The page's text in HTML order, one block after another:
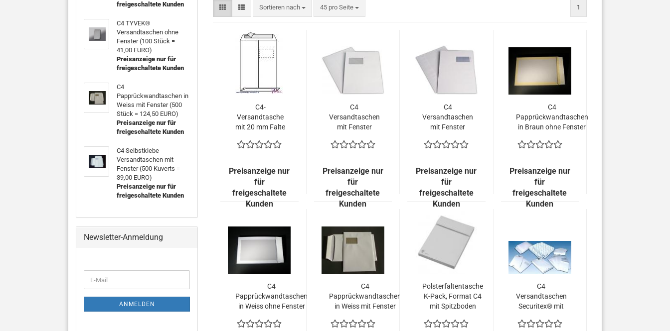
Sortieren nach
Sortieren nach 45 pro Seite
pro Seite 1
C4-
Versandtasche
mit 20 mm Falte
hochstehendem
(500 Stück =
138,00 EURO)
Preisanzeige nur
für
freigeschaltete
Kunden
C4
Versandtaschen
mit Fenster
Gramm (500
EURO)
Preisanzeige nur
für
freigeschaltete
Kunden
C4
Versandtaschen
mit Fenster
Gramm (500
EURO)
Preisanzeige nur
für
freigeschaltete
Kunden
C4
Papprückwandtaschen
in Braun ohne Fenster
EURO)
Preisanzeige nur
für
freigeschaltete
Kunden
C4
Papprückwandtaschen
in Weiss ohne Fenster
EURO)
C4
Papprückwandtaschen
in Weiss mit Fenster
EURO)
Polsterfaltentasche
K-Pack, Format C4
mit Spitzboden
72,00 EURO)
C4
Versandtaschen
Securitex® mit
Kuverts = 84,00
freigeschaltete Kunden
C4 TYVEK®
Versandtaschen ohne
Fenster (100 Stück =
41,00 EURO)
Preisanzeige nur für
freigeschaltete Kunden
C4
Papprückwandtaschen in
Weiss mit Fenster (500
Stück = 124,50 EURO)
Preisanzeige nur für
freigeschaltete Kunden
C4 Selbstklebe
Versandtaschen mit
Fenster (500 Kuverts =
39,00 EURO)
Preisanzeige nur für
freigeschaltete Kunden
Newsletter-Anmeldung
ZUR
ANMELDUNG
E-
Mail
ANMELDEN